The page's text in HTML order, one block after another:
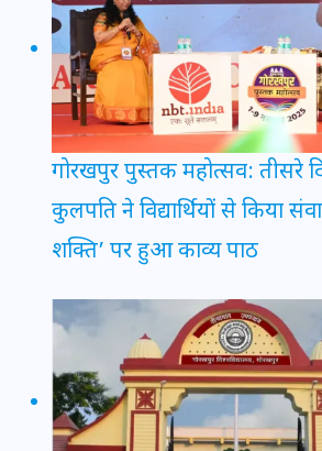
गोरखपुर पुस्तक महोत्सव: तीसरे
कुलपति ने विद्यार्थियों से किया
शक्ति’ पर हुआ काव्य पाठ